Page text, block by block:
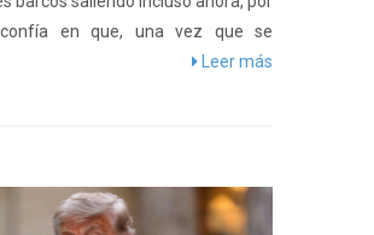
en que, una vez que se
Leer más